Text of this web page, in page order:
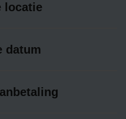
locatie
datum